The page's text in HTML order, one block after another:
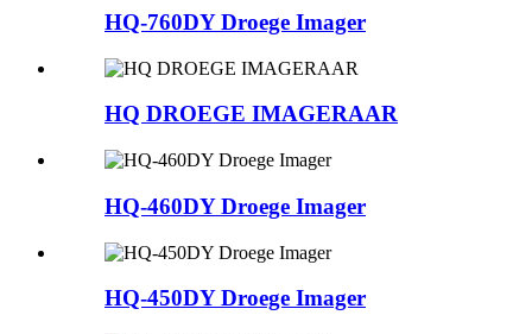
HQ-760DY Droege Imager
HQ DROEGE IMAGERAAR
HQ-460DY Droege Imager
HQ-450DY Droege Imager